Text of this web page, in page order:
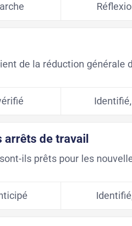
de la réduction générale
de travail
ils prêts pour les